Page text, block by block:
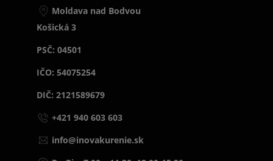
Moldava nad Bodvou
Košická 3
PSČ: 04501
IČO: 54075254
DIČ: 2121589679
+421 940 603 603
info@inovakurenie.sk